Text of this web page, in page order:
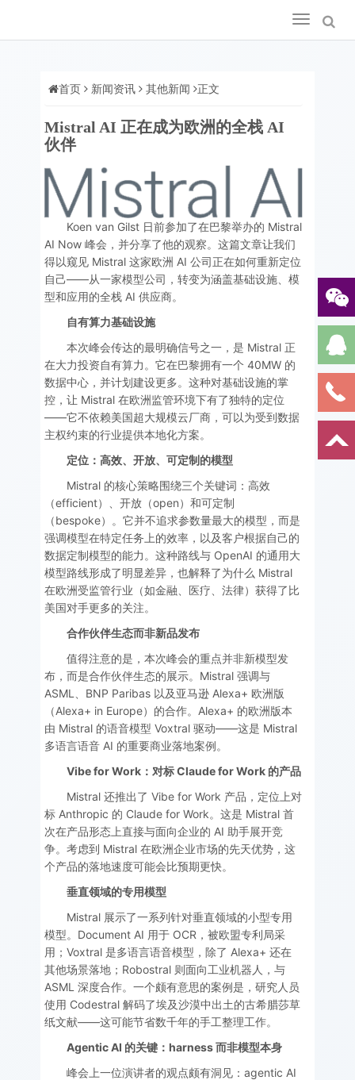
Toggle
navigation
首页 新闻资讯 其他新闻 正文
Mistral AI 正在成为欧洲的全栈 AI
伙伴
Koen van Gilst 日前参加了在巴黎举办的 Mistral
AI Now 峰会，并分享了他的观察。这篇文章让我们
得以窥见 Mistral 这家欧洲 AI 公司正在如何重新定位
自己——从一家模型公司，转变为涵盖基础设施、模
型和应用的全栈 AI 供应商。
自有算力基础设施
本次峰会传达的最明确信号之一，是 Mistral 正
在大力投资自有算力。它在巴黎拥有一个 40MW 的
数据中心，并计划建设更多。这种对基础设施的掌
控，让 Mistral 在欧洲监管环境下有了独特的定位
——它不依赖美国超大规模云厂商，可以为受到数据
主权约束的行业提供本地化方案。
定位：高效、开放、可定制的模型
Mistral 的核心策略围绕三个关键词：高效
（efficient）、开放（open）和可定制
（bespoke）。它并不追求参数量最大的模型，而是
强调模型在特定任务上的效率，以及客户根据自己的
数据定制模型的能力。这种路线与 OpenAI 的通用大
模型路线形成了明显差异，也解释了为什么 Mistral
在欧洲受监管行业（如金融、医疗、法律）获得了比
美国对手更多的关注。
合作伙伴生态而非新品发布
值得注意的是，本次峰会的重点并非新模型发
布，而是合作伙伴生态的展示。Mistral 强调与
ASML、BNP Paribas 以及亚马逊 Alexa+ 欧洲版
（Alexa+ in Europe）的合作。Alexa+ 的欧洲版本
由 Mistral 的语音模型 Voxtral 驱动——这是 Mistral
多语言语音 AI 的重要商业落地案例。
Vibe for Work：对标 Claude for Work 的产品
Mistral 还推出了 Vibe for Work 产品，定位上对
标 Anthropic 的 Claude for Work。这是 Mistral 首
次在产品形态上直接与面向企业的 AI 助手展开竞
争。考虑到 Mistral 在欧洲企业市场的先天优势，这
个产品的落地速度可能会比预期更快。
垂直领域的专用模型
Mistral 展示了一系列针对垂直领域的小型专用
模型。Document AI 用于 OCR，被欧盟专利局采
用；Voxtral 是多语言语音模型，除了 Alexa+ 还在
其他场景落地；Robostral 则面向工业机器人，与
ASML 深度合作。一个颇有意思的案例是，研究人员
使用 Codestral 解码了埃及沙漠中出土的古希腊莎草
纸文献——这可能节省数千年的手工整理工作。
Agentic AI 的关键：harness 而非模型本身
峰会上一位演讲者的观点颇有洞见：agentic AI